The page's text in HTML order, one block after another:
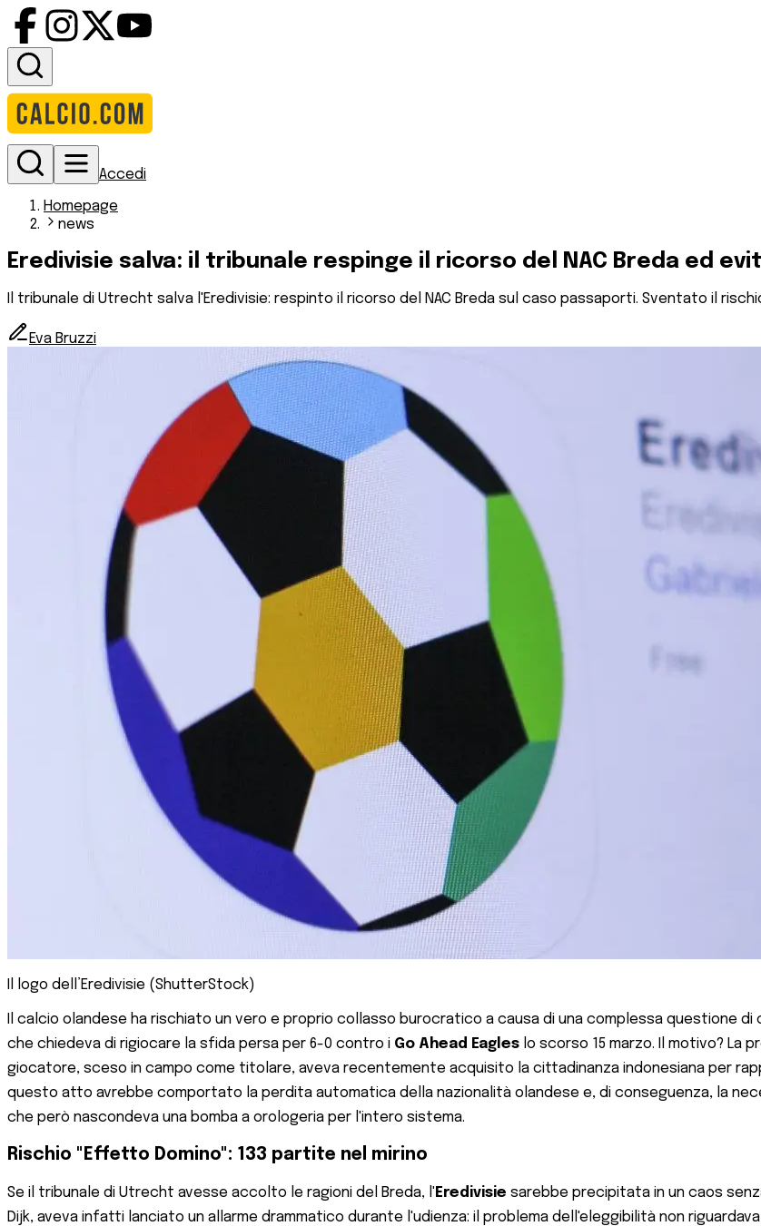
Accedi
Homepage
news
Eredivisie salva: il tribunale respinge il ricorso del NAC Breda ed
Il tribunale di Utrecht salva l'Eredivisie: respinto il ricorso del NAC Breda sul caso passaporti. Sventato il
Eva Bruzzi
Il logo dell’Eredivisie (ShutterStock)
Il calcio olandese ha rischiato un vero e proprio collasso burocratico a causa di una complessa questione
che chiedeva di rigiocare la sfida persa per 6-0 contro i Go Ahead Eagles lo scorso 15 marzo. Il motivo? La
giocatore, sceso in campo come titolare, aveva recentemente acquisito la cittadinanza indonesiana per
questo atto avrebbe comportato la perdita automatica della nazionalità olandese e, di conseguenza, la
che però nascondeva una bomba a orologeria per l'intero sistema.
Rischio "Effetto Domino": 133 partite nel mirino
Se il tribunale di Utrecht avesse accolto le ragioni del Breda, l'Eredivisie sarebbe precipitata in un caos
Dijk, aveva infatti lanciato un allarme drammatico durante l'udienza: il problema dell'eleggibilità non